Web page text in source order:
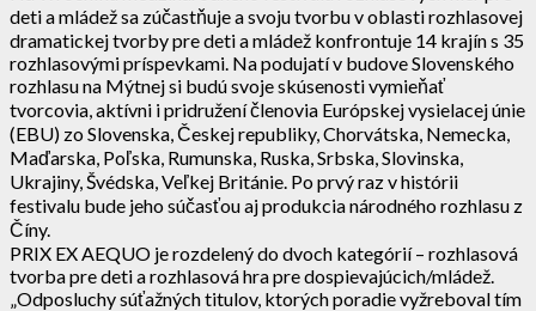
deti a mládež sa zúčastňuje a svoju tvorbu v oblasti rozhlasovej
dramatickej tvorby pre deti a mládež konfrontuje 14 krajín s 35
rozhlasovými príspevkami. Na podujatí v budove Slovenského
rozhlasu na Mýtnej si budú svoje skúsenosti vymieňať
tvorcovia, aktívni i pridružení členovia Európskej vysielacej únie
(EBU) zo Slovenska, Českej republiky, Chorvátska, Nemecka,
Maďarska, Poľska, Rumunska, Ruska, Srbska, Slovinska,
Ukrajiny, Švédska, Veľkej Británie. Po prvý raz v histórii
festivalu bude jeho súčasťou aj produkcia národného rozhlasu z
Číny.
PRIX EX AEQUO je rozdelený do dvoch kategórií – rozhlasová
tvorba pre deti a rozhlasová hra pre dospievajúcich/mládež.
„Odposluchy súťažných titulov, ktorých poradie vyžreboval tím